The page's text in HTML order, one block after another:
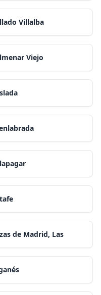
Villalba
Viejo
de Madrid, Las